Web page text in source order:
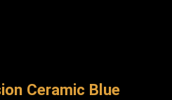
Ceramic Blue